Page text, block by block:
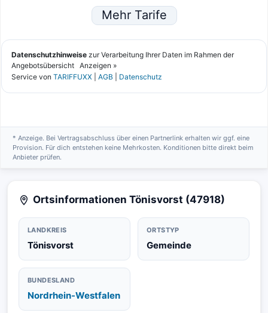
* Anzeige. Bei Vertragsabschluss über einen Partnerlink erhalten wir ggf. eine
Provision. Für dich entstehen keine Mehrkosten. Konditionen bitte direkt beim
Anbieter prüfen.
Ortsinformationen Tönisvorst (47918)
LANDKREIS
Tönisvorst
ORTSTYP
Gemeinde
BUNDESLAND
Nordrhein-Westfalen